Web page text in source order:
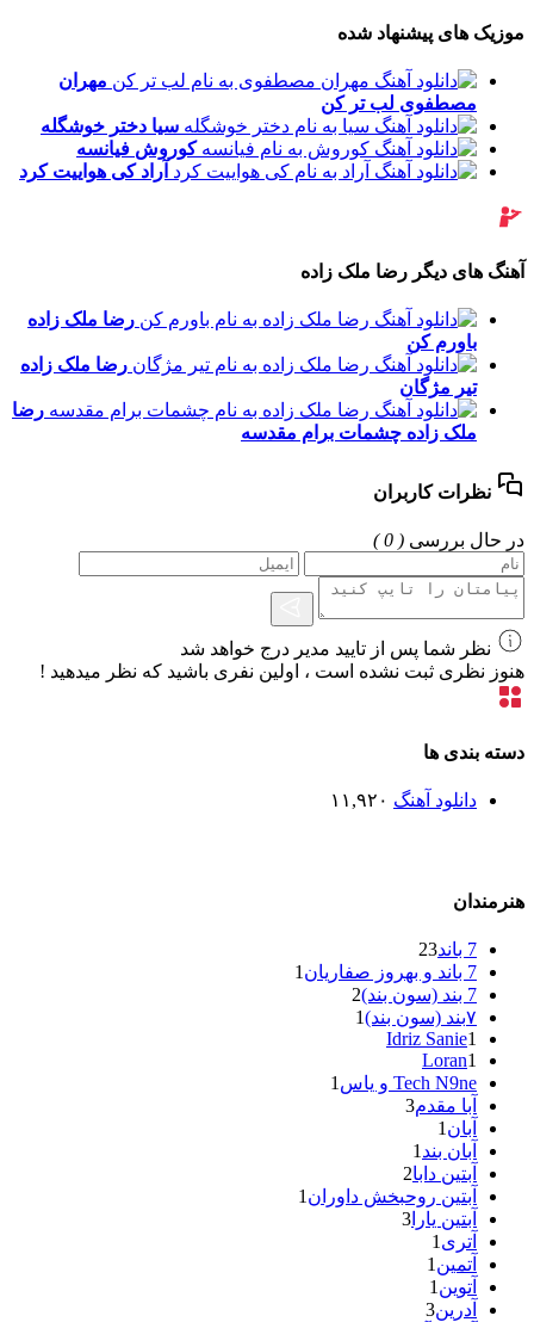
موزیک های پیشنهاد شده
مهران
مصطفوی لب تر کن
سیا دختر خوشگله
کوروش فیانسه
آراد کی هواییت کرد
آهنگ های دیگر رضا ملک زاده
رضا ملک زاده
باورم کن
رضا ملک زاده
تیر مژگان
رضا
ملک زاده چشمات برام مقدسه
نظرات کاربران
در حال بررسی ( 0 )
نظر شما پس از تایید مدیر درج خواهد شد
هنوز نظری ثبت نشده است ، اولین نفری باشید که نظر میدهید !
دسته بندی ها
دانلود آهنگ ۱۱,۹۲۰
هنرمندان
7 باند
23
7 باند و بهروز صفاریان
1
7 بند (سون بند)
2
۷بند (سون بند)
1
Idriz Sanie1
Loran1
Tech N9ne و یاس
1
آبا مقدم3
آبان 1
آبان بند 1
آبتین دابا2
آبتین روحبخش داوران 1
آبتین یارا 3
آتری 1
آتمین 1
آتوین 1
آدرین3